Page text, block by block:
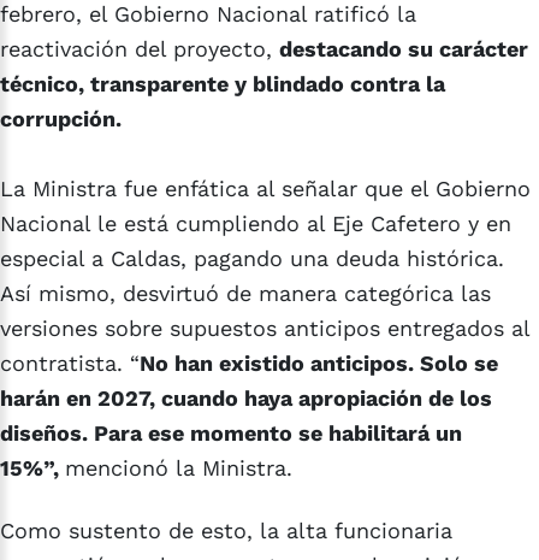
febrero, el Gobierno Nacional ratificó la
reactivación del proyecto, destacando su carácter
técnico, transparente y blindado contra la
corrupción.
La Ministra fue enfática al señalar que el Gobierno
Nacional le está cumpliendo al Eje Cafetero y en
especial a Caldas, pagando una deuda histórica.
Así mismo, desvirtuó de manera categórica las
versiones sobre supuestos anticipos entregados al
contratista. “No han existido anticipos. Solo se
harán en 2027, cuando haya apropiación de los
diseños. Para ese momento se habilitará un
15%”, mencionó la Ministra.
Como sustento de esto, la alta funcionaria